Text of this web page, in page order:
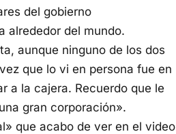
del gobierno
alrededor del mundo.
aunque ninguno de los dos
que lo vi en persona fue en
a la cajera. Recuerdo que le
gran corporación».
que acabo de ver en el video